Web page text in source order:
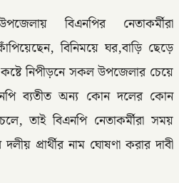
বিএনপির নেতাকর্মীরা
বিনিময়ে ঘর,বাড়ি ছেড়ে
নিপীড়নে সকল উপজেলার চেয়ে
ব্যতীত অন্য কোন দলের কোন
তাই বিএনপি নেতাকর্মীরা সময়
প্রার্থীর নাম ঘোষণা করার দাবী